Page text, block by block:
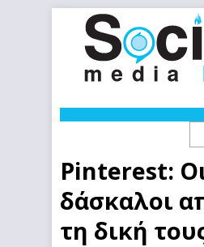
Pinterest:
δάσκαλοι
τη δική